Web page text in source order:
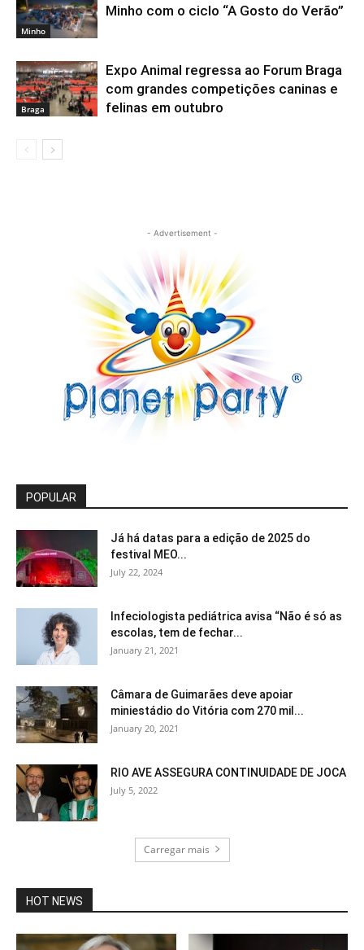
Minho
Minho com o ciclo “A Gosto do Verão”
Braga
Expo Animal regressa ao Forum Braga
com grandes competições caninas e
felinas em outubro
- Advertisement -
POPULAR
Já há datas para a edição de 2025 do
festival MEO...
July 22, 2024
Infeciologista pediátrica avisa “Não é só as
escolas, tem de fechar...
January 21, 2021
Câmara de Guimarães deve apoiar
miniestádio do Vitória com 270 mil...
January 20, 2021
RIO AVE ASSEGURA CONTINUIDADE DE JOCA
July 5, 2022
Carregar mais
HOT NEWS